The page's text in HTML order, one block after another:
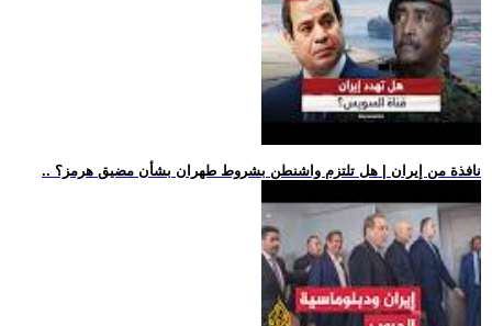
.. نافذة من إيران | هل تلتزم واشنطن بشروط طهران بشأن مضيق هرمز؟